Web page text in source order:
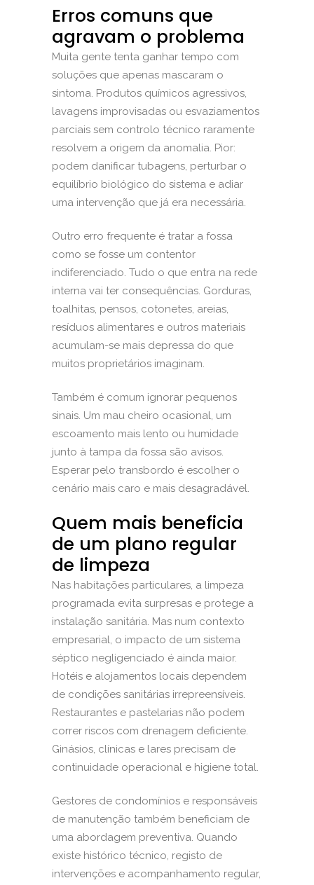
Erros comuns que
agravam o problema
Muita gente tenta ganhar tempo com
soluções que apenas mascaram o
sintoma. Produtos químicos agressivos,
lavagens improvisadas ou esvaziamentos
parciais sem controlo técnico raramente
resolvem a origem da anomalia. Pior:
podem danificar tubagens, perturbar o
equilíbrio biológico do sistema e adiar
uma intervenção que já era necessária.
Outro erro frequente é tratar a fossa
como se fosse um contentor
indiferenciado. Tudo o que entra na rede
interna vai ter consequências. Gorduras,
toalhitas, pensos, cotonetes, areias,
resíduos alimentares e outros materiais
acumulam-se mais depressa do que
muitos proprietários imaginam.
Também é comum ignorar pequenos
sinais. Um mau cheiro ocasional, um
escoamento mais lento ou humidade
junto à tampa da fossa são avisos.
Esperar pelo transbordo é escolher o
cenário mais caro e mais desagradável.
Quem mais beneficia
de um plano regular
de limpeza
Nas habitações particulares, a limpeza
programada evita surpresas e protege a
instalação sanitária. Mas num contexto
empresarial, o impacto de um sistema
séptico negligenciado é ainda maior.
Hotéis e alojamentos locais dependem
de condições sanitárias irrepreensíveis.
Restaurantes e pastelarias não podem
correr riscos com drenagem deficiente.
Ginásios, clínicas e lares precisam de
continuidade operacional e higiene total.
Gestores de condomínios e responsáveis
de manutenção também beneficiam de
uma abordagem preventiva. Quando
existe histórico técnico, registo de
intervenções e acompanhamento regular,